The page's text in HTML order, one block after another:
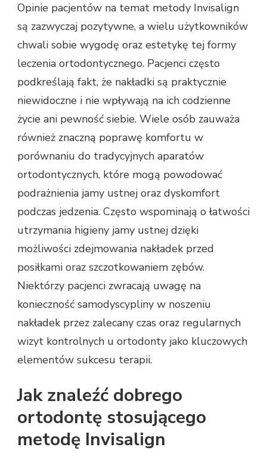
Opinie pacjentów na temat metody Invisalign
są zazwyczaj pozytywne, a wielu użytkowników
chwali sobie wygodę oraz estetykę tej formy
leczenia ortodontycznego. Pacjenci często
podkreślają fakt, że nakładki są praktycznie
niewidoczne i nie wpływają na ich codzienne
życie ani pewność siebie. Wiele osób zauważa
również znaczną poprawę komfortu w
porównaniu do tradycyjnych aparatów
ortodontycznych, które mogą powodować
podrażnienia jamy ustnej oraz dyskomfort
podczas jedzenia. Często wspominają o łatwości
utrzymania higieny jamy ustnej dzięki
możliwości zdejmowania nakładek przed
posiłkami oraz szczotkowaniem zębów.
Niektórzy pacjenci zwracają uwagę na
konieczność samodyscypliny w noszeniu
nakładek przez zalecany czas oraz regularnych
wizyt kontrolnych u ortodonty jako kluczowych
elementów sukcesu terapii.
Jak znaleźć dobrego
ortodontę stosującego
metodę Invisalign